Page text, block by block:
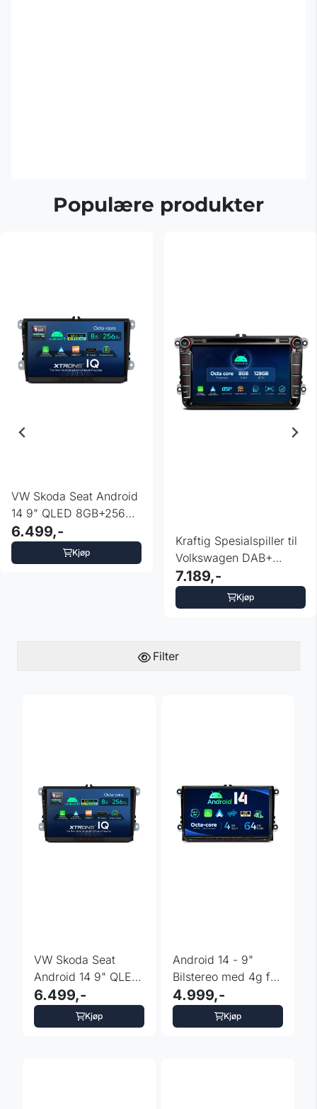
Populære produkter
VW Skoda Seat Android
14 9" QLED 8GB+256GB
4G DAB+ DSP
6.499,-
Kjøp
Kraftig Spesialspiller til
Volkswagen DAB+
Android 12.0
7.189,-
Kjøp
Filter
VW Skoda Seat
Android 14 9" QLED
8GB+256GB 4G
DAB+ DSP
6.499,-
Kjøp
Android 14 - 9"
Bilstereo med 4g for
VW - Skoda - Seat
4.999,-
Kjøp